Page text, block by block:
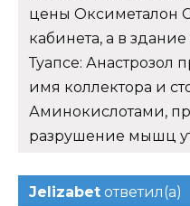
цены Оксиметалон
кабинета, а в
Туапсе: Анастрозол
имя коллектора и
Аминокислотами,
разрушение мышц
Jelizabet ответил(а)